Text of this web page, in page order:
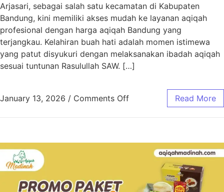
Arjasari, sebagai salah satu kecamatan di Kabupaten
Bandung, kini memiliki akses mudah ke layanan aqiqah
profesional dengan harga aqiqah Bandung yang
terjangkau. Kelahiran buah hati adalah momen istimewa
yang patut disyukuri dengan melaksanakan ibadah aqiqah
sesuai tuntunan Rasulullah SAW. […]
January 13, 2026 / Comments Off Read More